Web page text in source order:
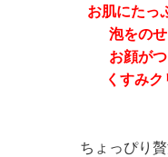
お肌にたっ
泡をの
お顔が
くすみ
ちょっぴり